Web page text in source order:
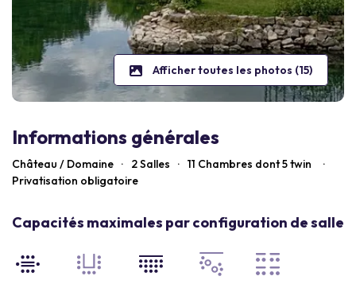
Afficher toutes les photos (15)
Informations générales
Château / Domaine · 2 Salles · 11 Chambres dont 5 twin
·
Privatisation obligatoire
Capacités maximales par configuration de salle